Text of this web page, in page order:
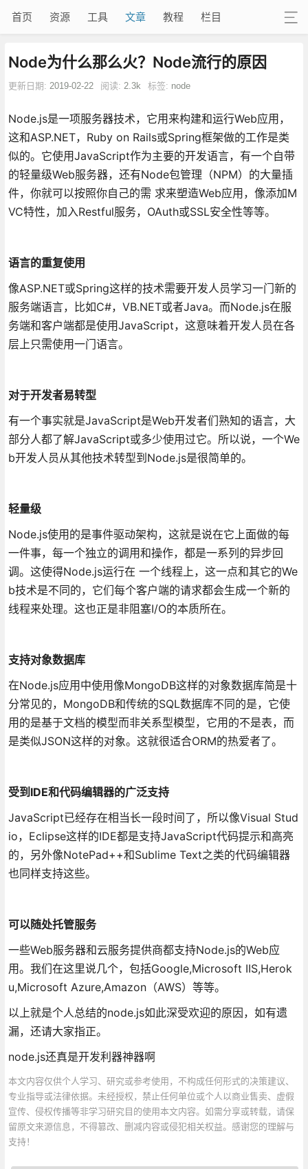
首页 资源 工具 文章 教程 栏目
Node为什么那么火？Node流行的原因
更新日期: 2019-02-22 阅读: 2.3k 标签: node
Node.js是一项服务器技术，它用来构建和运行Web应用，
这和ASP.NET，Ruby on Rails或Spring框架做的工作是类
似的。它使用JavaScript作为主要的开发语言，有一个自带
的轻量级Web服务器，还有Node包管理（NPM）的大量插
件，你就可以按照你自己的需 求来塑造Web应用，像添加M
VC特性，加入Restful服务，OAuth或SSL安全性等等。
语言的重复使用
像ASP.NET或Spring这样的技术需要开发人员学习一门新的
服务端语言，比如C#，VB.NET或者Java。而Node.js在服
务端和客户端都是使用JavaScript，这意味着开发人员在各
层上只需使用一门语言。
对于开发者易转型
有一个事实就是JavaScript是Web开发者们熟知的语言，大
部分人都了解JavaScript或多少使用过它。所以说，一个We
b开发人员从其他技术转型到Node.js是很简单的。
轻量级
Node.js使用的是事件驱动架构，这就是说在它上面做的每
一件事，每一个独立的调用和操作，都是一系列的异步回
调。这使得Node.js运行在 一个线程上，这一点和其它的We
b技术是不同的，它们每个客户端的请求都会生成一个新的
线程来处理。这也正是非阻塞I/O的本质所在。
支持对象数据库
在Node.js应用中使用像MongoDB这样的对象数据库简是十
分常见的，MongoDB和传统的SQL数据库不同的是，它使
用的是基于文档的模型而非关系型模型，它用的不是表，而
是类似JSON这样的对象。这就很适合ORM的热爱者了。
受到IDE和代码编辑器的广泛支持
JavaScript已经存在相当长一段时间了，所以像Visual Stud
io，Eclipse这样的IDE都是支持JavaScript代码提示和高亮
的，另外像NotePad++和Sublime Text之类的代码编辑器
也同样支持这些。
可以随处托管服务
一些Web服务器和云服务提供商都支持Node.js的Web应
用。我们在这里说几个，包括Google,Microsoft IIS,Herok
u,Microsoft Azure,Amazon（AWS）等等。
以上就是个人总结的node.js如此深受欢迎的原因，如有遗
漏，还请大家指正。
node.js还真是开发利器神器啊
本文内容仅供个人学习、研究或参考使用，不构成任何形式的决策建议、
专业指导或法律依据。未经授权，禁止任何单位或个人以商业售卖、虚假
宣传、侵权传播等非学习研究目的使用本文内容。如需分享或转载，请保
留原文来源信息，不得篡改、删减内容或侵犯相关权益。感谢您的理解与
支持！